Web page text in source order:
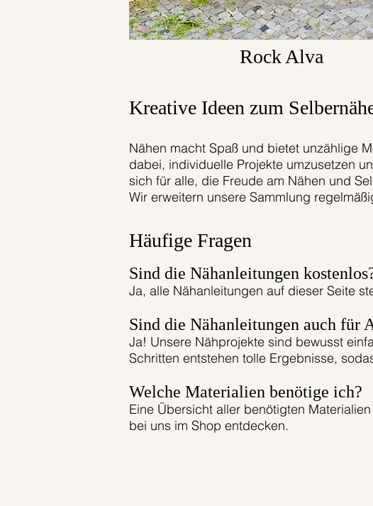
Rock Alva
Kreative Ideen zum
Nähen macht Spaß und bietet unzählige
dabei, individuelle Projekte umzusetzen
sich für alle, die Freude am Nähen und
Wir erweitern unsere Sammlung
Häufige Fragen
Sind die Nähanleitungen
Ja, alle Nähanleitungen auf dieser Seite
Sind die Nähanleitungen auch für
Ja! Unsere Nähprojekte sind bewusst
Schritten entstehen tolle Ergebnisse,
Welche Materialien benötige ich?
Eine Übersicht aller benötigten
bei uns im Shop entdecken.